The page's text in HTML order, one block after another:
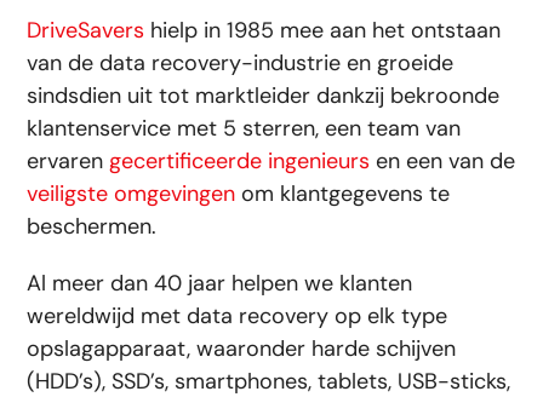
DriveSavers hielp in 1985 mee aan het ontstaan
van de data recovery-industrie en groeide
sindsdien uit tot marktleider dankzij bekroonde
klantenservice met 5 sterren, een team van
ervarengecertificeerde ingenieurs en een van de
veiligste omgevingen om klantgegevens te
beschermen.
Al meer dan 40 jaar helpen we klanten
wereldwijd met data recovery op elk type
opslagapparaat, waaronder harde schijven
(HDD’s), SSD’s, smartphones, tablets, USB-sticks,